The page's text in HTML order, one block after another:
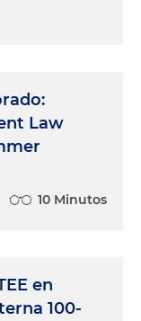
Law
10 Minutos
en
100-